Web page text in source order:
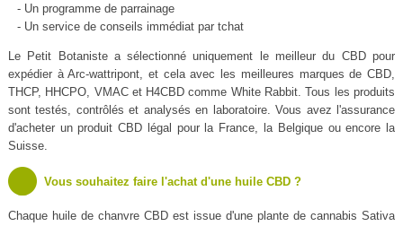
- Un programme de parrainage
- Un service de conseils immédiat par tchat
Le Petit Botaniste a sélectionné uniquement le meilleur du CBD pour
expédier à Arc-wattripont, et cela avec les meilleures marques de CBD,
THCP, HHCPO, VMAC et H4CBD comme White Rabbit. Tous les produits
sont testés, contrôlés et analysés en laboratoire. Vous avez l'assurance
d'acheter un produit CBD légal pour la France, la Belgique ou encore la
Suisse.
Vous souhaitez faire l'achat d'une huile CBD ?
Chaque huile de chanvre CBD est issue d'une plante de cannabis Sativa